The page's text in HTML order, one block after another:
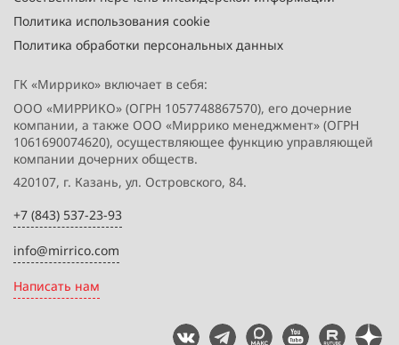
Политика использования cookie
Политика обработки персональных данных
ГК «Миррико» включает в себя:
ООО «МИРРИКО» (ОГРН 1057748867570), его дочерние
компании, а также ООО «Миррико менеджмент» (ОГРН
1061690074620), осуществляющее функцию управляющей
компании дочерних обществ.
420107, г. Казань, ул. Островского, 84.
+7 (843) 537-23-93
info@mirrico.com
Написать нам